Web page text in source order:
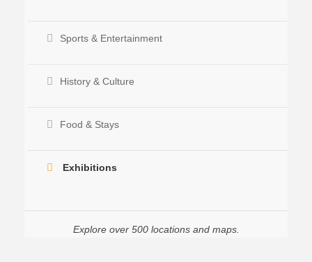
Sports & Entertainment
History & Culture
Food & Stays
Exhibitions
Explore over 500 locations and maps.